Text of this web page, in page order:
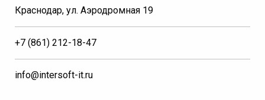
Краснодар, ул. Аэродромная 19
+7 (861) 212-18-47
info@intersoft-it.ru